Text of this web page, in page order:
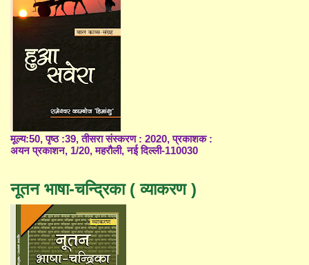
मूल्य:50, पृष्ठ :39, तीसरा संस्करण : 2020, प्रकाशक :
अयन प्रकाशन, 1/20, महरौली, नई दिल्ली-110030
नूतन भाषा-चन्द्रिका ( व्याकरण )